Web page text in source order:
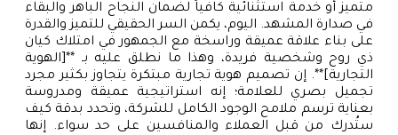
متميز أو خدمة استثنائية كافياً لضمان النجاح الباهر والبقاء
في صدارة المشهد. اليوم، يكمن السر الحقيقي للتميز والقدرة
على بناء علاقة عميقة وراسخة مع الجمهور في امتلاك كيان
ذي روح وشخصية فريدة، وهذا ما نطلق عليه بـ **[الهوية
التجارية]**. إن تصميم هوية تجارية مبتكرة يتجاوز بكثير مجرد
تجميل بصري للعلامة؛ إنه استراتيجية عميقة ومدروسة
بعناية ترسم ملامح الوجود الكامل للشركة، وتحدد بدقة كيف
ستُدرك من قبل العملاء والمنافسين على حد سواء. إنها